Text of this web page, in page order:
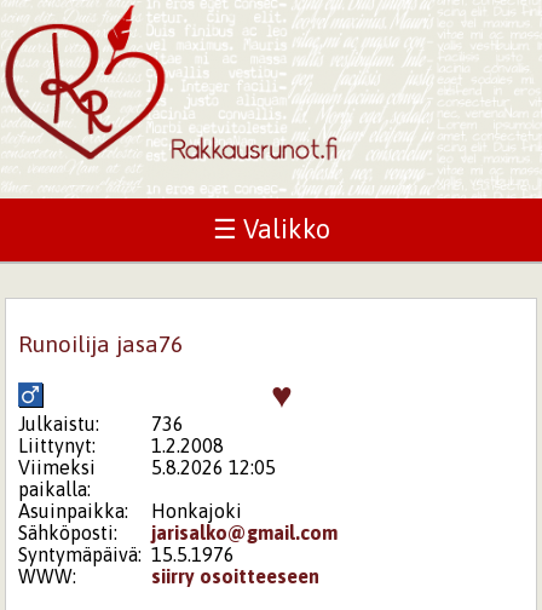
☰ Valikko
Runoilija jasa76
♥
Julkaistu:
736
Liittynyt:
1.2.2008
Viimeksi
paikalla:
5.8.2026 12:05
Asuinpaikka:
Honkajoki
Sähköposti:
jarisalko@gmail.com
Syntymäpäivä: 15.5.1976
WWW:
siirry osoitteeseen